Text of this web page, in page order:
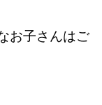
お子さんはご